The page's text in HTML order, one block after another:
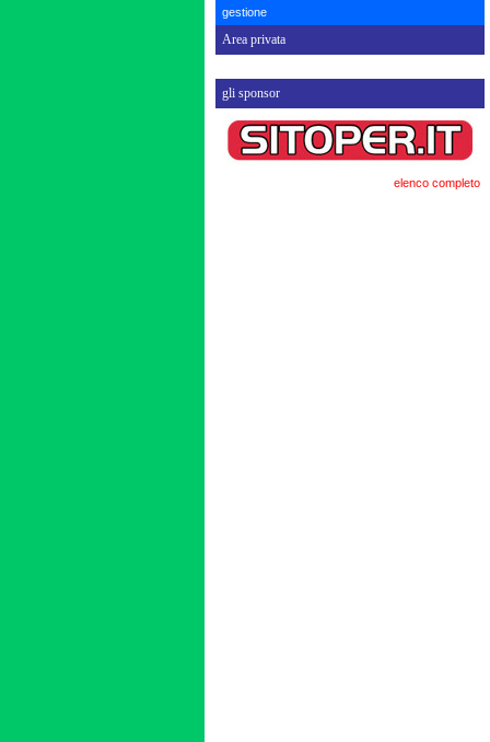
gestione
Area privata
gli sponsor
elenco completo